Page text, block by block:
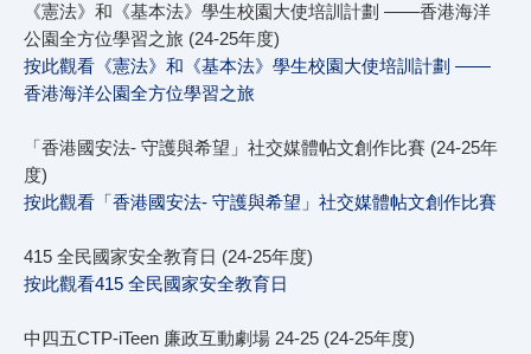
《憲法》和《基本法》學生校園大使培訓計劃 ——香港海洋
公園全方位學習之旅 (24-25年度)
按此觀看《憲法》和《基本法》學生校園大使培訓計劃 ——
香港海洋公園全方位學習之旅
「香港國安法- 守護與希望」社交媒體帖文創作比賽 (24-25年
度)
按此觀看「香港國安法- 守護與希望」社交媒體帖文創作比賽
415 全民國家安全教育日 (24-25年度)
按此觀看415 全民國家安全教育日
中四五CTP-iTeen 廉政互動劇場 24-25 (24-25年度)